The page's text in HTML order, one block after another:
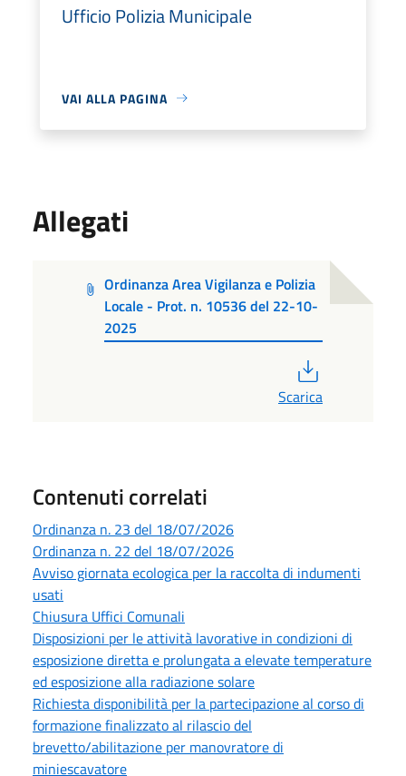
Ufficio Polizia Municipale
VAI ALLA PAGINA
Allegati
Ordinanza Area Vigilanza e Polizia
Locale - Prot. n. 10536 del 22-10-
2025
Scarica
Contenuti correlati
Ordinanza n. 23 del 18/07/2026
Ordinanza n. 22 del 18/07/2026
Avviso giornata ecologica per la raccolta di indumenti
usati
Chiusura Uffici Comunali
Disposizioni per le attività lavorative in condizioni di
esposizione diretta e prolungata a elevate temperature
ed esposizione alla radiazione solare
Richiesta disponibilità per la partecipazione al corso di
formazione finalizzato al rilascio del
brevetto/abilitazione per manovratore di
miniescavatore